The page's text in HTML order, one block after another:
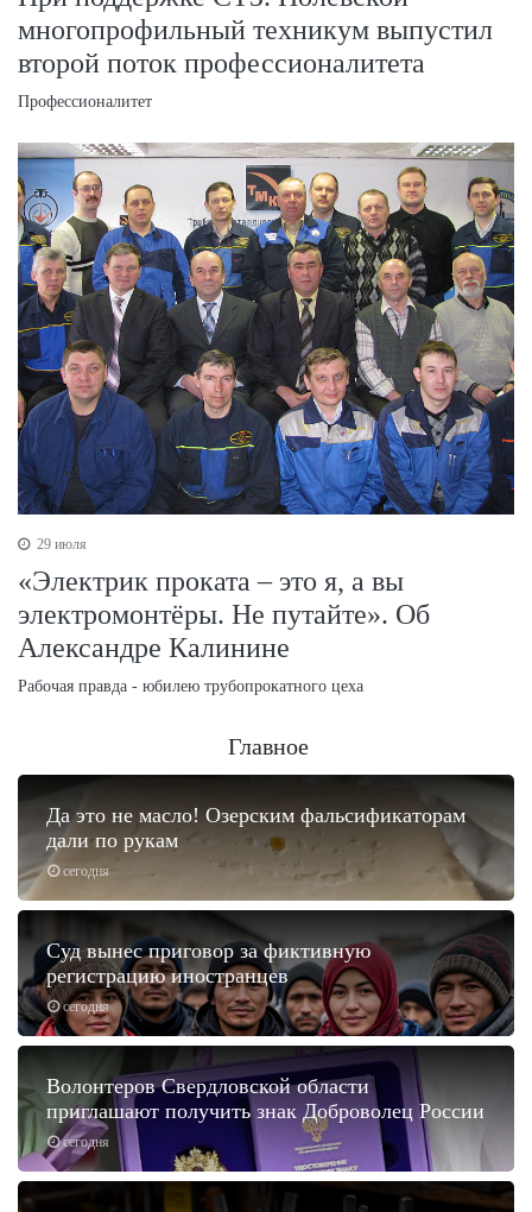
многопрофильный техникум выпустил
второй поток профессионалитета
Профессионалитет
29 июля
«Электрик проката – это я, а вы
электромонтёры. Не путайте». Об
Александре Калинине
Рабочая правда - юбилею трубопрокатного цеха
Главное
сегодня
Да это не масло! Озерским фальсификаторам
дали по рукам
сегодня
Суд вынес приговор за фиктивную
регистрацию иностранцев
сегодня
Волонтеров Свердловской области
приглашают получить знак Доброволец России